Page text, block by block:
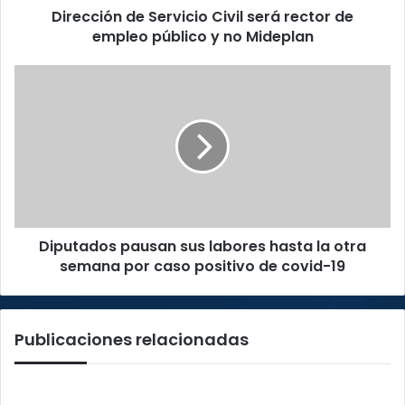
Dirección de Servicio Civil será rector de
empleo público y no Mideplan
por
Diputados pausan sus labores hasta la otra
semana por caso positivo de covid-19
Publicaciones relacionadas